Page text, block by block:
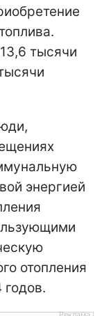
тысячи
энергией
отопления